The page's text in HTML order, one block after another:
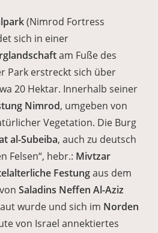
(Nimrod Fortress
sich in einer
am Fuße des
Park erstreckt sich über
20 Hektar. Innerhalb seiner
Nimrod, umgeben von
Vegetation. Die Burg
al-Subeiba, auch zu deutsch
Felsen“, hebr.: Mivtzar
Festungaus dem
Saladins Neffen Al-Aziz
wurde und sich im Norden
von Israel annektiertes